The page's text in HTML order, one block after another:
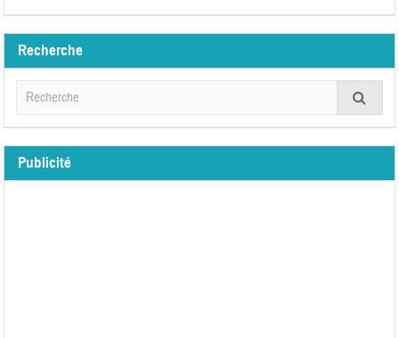
Recherche
Publicité